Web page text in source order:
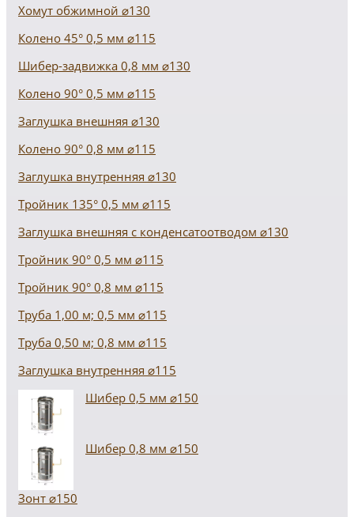
Хомут обжимной ⌀130
Колено 45° 0,5 мм ⌀115
Шибер-задвижка 0,8 мм ⌀130
Колено 90° 0,5 мм ⌀115
Заглушка внешняя ⌀130
Колено 90° 0,8 мм ⌀115
Заглушка внутренняя ⌀130
Тройник 135° 0,5 мм ⌀115
Заглушка внешняя с конденсатоотводом ⌀130
Тройник 90° 0,5 мм ⌀115
Тройник 90° 0,8 мм ⌀115
Труба 1,00 м; 0,5 мм ⌀115
Труба 0,50 м; 0,8 мм ⌀115
Заглушка внутренняя ⌀115
Шибер 0,5 мм ⌀150
Шибер 0,8 мм ⌀150
Зонт ⌀150